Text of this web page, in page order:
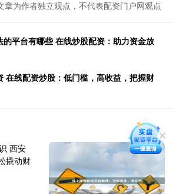
章为作者独立观点，不代表配资门户网观点
的平台有哪些 在线炒股配资：助力资金放
在线配资炒股：低门槛，高收益，把握财